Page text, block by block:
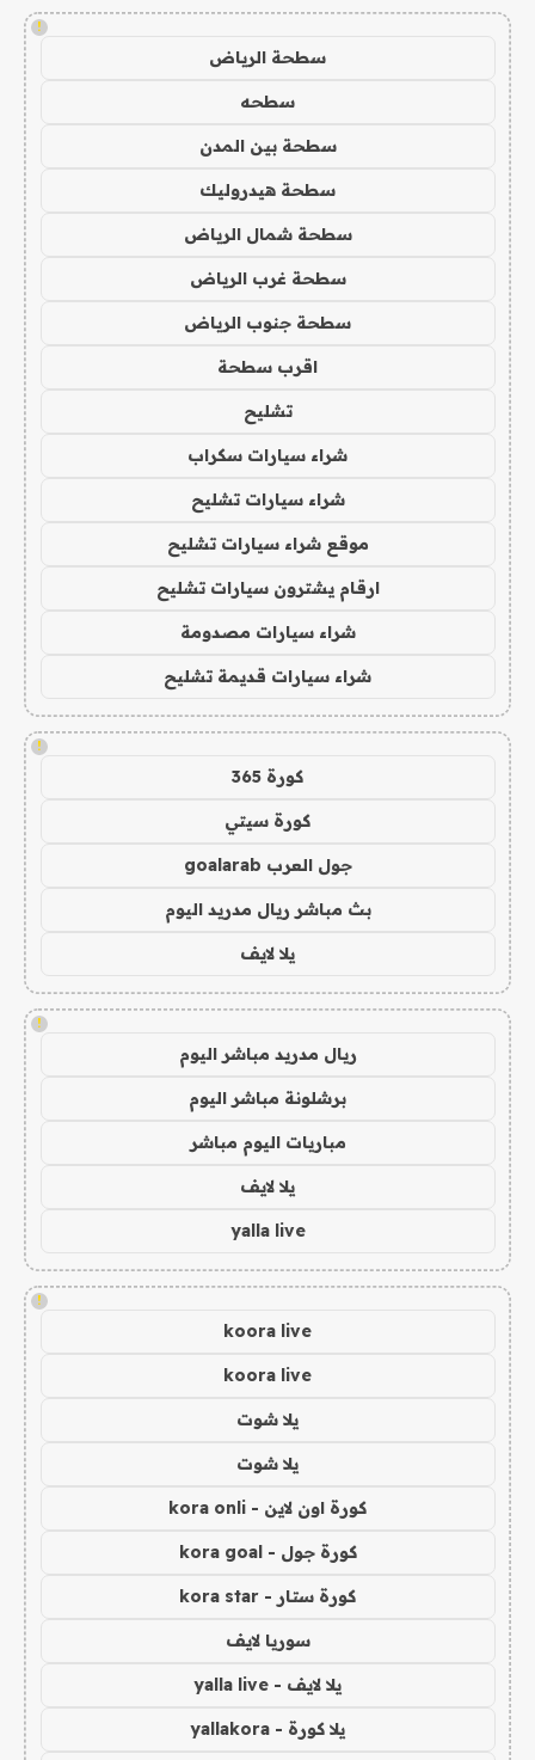
!
سطحة الرياض
سطحه
سطحة بين المدن
سطحة هيدروليك
سطحة شمال الرياض
سطحة غرب الرياض
سطحة جنوب الرياض
اقرب سطحة
تشليح
شراء سيارات سكراب
شراء سيارات تشليح
موقع شراء سيارات تشليح
ارقام يشترون سيارات تشليح
شراء سيارات مصدومة
شراء سيارات قديمة تشليح
!
كورة 365
كورة سيتي
جول العرب goalarab
بث مباشر ريال مدريد اليوم
يلا لايف
!
ريال مدريد مباشر اليوم
برشلونة مباشر اليوم
مباريات اليوم مباشر
يلا لايف
yalla live
!
koora live
koora live
يلا شوت
يلا شوت
كورة اون لاين - kora onli
كورة جول - kora goal
كورة ستار - kora star
سوريا لايف
يلا لايف - yalla live
يلا كورة - yallakora